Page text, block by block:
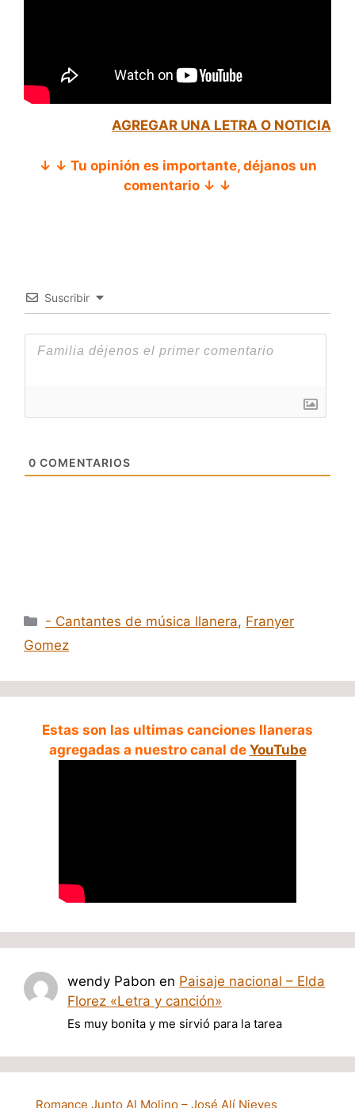
AGREGAR UNA LETRA O NOTICIA
↓ ↓ Tu opinión es importante, déjanos un
comentario ↓ ↓
Suscribir
0 COMENTARIOS
Categorías
- Cantantes de música llanera, Franyer
Gomez
Estas son las ultimas canciones llaneras
agregadas a nuestro canal de YouTube
wendy Pabon en Paisaje nacional – Elda
Florez «Letra y canción»
Es muy bonita y me sirvió para la tarea
Romance Junto Al Molino – José Alí Nieves